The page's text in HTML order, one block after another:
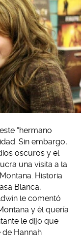
“hermano
Sin embargo,
oscuros y el
una visita a la
Historia
Blanca,
le comentó
y él quería
le dijo que
de Hannah